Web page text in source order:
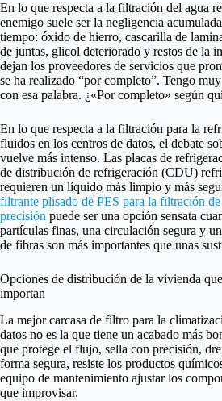
En lo que respecta a la filtración del agua
enemigo suele ser la negligencia
tiempo: óxido de hierro, cascarilla de
de juntas, glicol deteriorado y restos de la
dejan los proveedores de servicios que
se ha realizado “por completo”. Tengo
con esa palabra. ¿«Por completo» según
En lo que respecta a la filtración para la
fluidos en los centros de datos, el debate
vuelve más intenso. Las placas de
de distribución de refrigeración (CDU)
requieren un líquido más limpio y más
filtrante plisado de PES para la filtración de
precisión puede ser una opción sensata
partículas finas, una circulación segura y
de fibras son más importantes que unas
Opciones de distribución de la vivienda
importan
La mejor carcasa de filtro para la
datos no es la que tiene un acabado más
que protege el flujo, sella con precisión,
forma segura, resiste los productos
equipo de mantenimiento ajustar los
que improvisar.